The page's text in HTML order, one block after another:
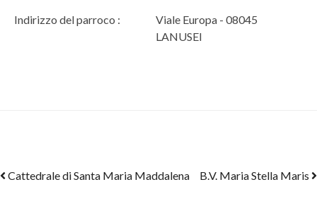
Indirizzo del parroco :
Viale Europa - 08045
LANUSEI
Post navigation
Cattedrale di Santa Maria Maddalena B.V. Maria Stella Maris